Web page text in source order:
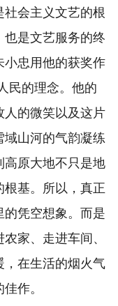
社会主义文艺的根
是文艺服务的终
小忠用他的获奖作
民的理念。他的
人的微笑以及这片
山河的气韵凝练
高原大地不只是地
基。所以，真正
凭空想象。而是
家、走进车间、
，在生活的烟火气
作。